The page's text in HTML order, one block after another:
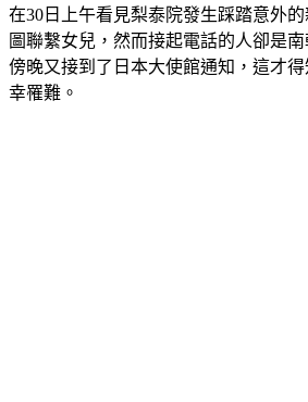
在30日上午看見梨泰院發生踩踏意外
圖聯繫女兒，然而接起電話的人卻是
傍晚又接到了日本大使館通知，這才
幸罹難。